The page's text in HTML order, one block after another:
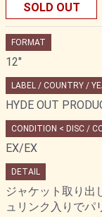
SOLD OUT
FORMAT
12"
LABEL / COUNTRY /
HYDE OUT
CONDITION < DISC /
EX/EX
DETAIL
ジャケット取り出
ュリンク入りでパ